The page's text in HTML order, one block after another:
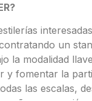
un
la modalidad
y fomentar la
las escalas,